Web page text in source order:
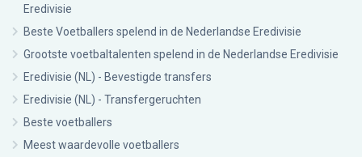
Eredivisie
Beste Voetballers spelend in de Nederlandse Eredivisie
Grootste voetbaltalenten spelend in de Nederlandse Eredivisie
Eredivisie (NL) - Bevestigde transfers
Eredivisie (NL) - Transfergeruchten
Beste voetballers
Meest waardevolle voetballers